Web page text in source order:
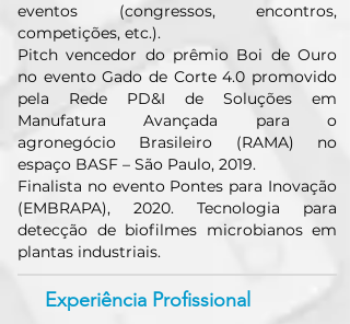
eventos (congressos, encontros,
competições, etc.).
Pitch vencedor do prêmio Boi de Ouro
no evento Gado de Corte 4.0 promovido
pela Rede PD&I de Soluções em
Manufatura Avançada para o
agronegócio Brasileiro (RAMA) no
espaço BASF – São Paulo, 2019.
Finalista no evento Pontes para Inovação
(EMBRAPA), 2020. Tecnologia para
detecção de biofilmes microbianos em
plantas industriais.
Experiência Profissional